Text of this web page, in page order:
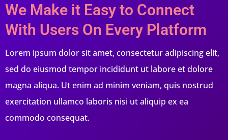
We Make it Easy to Connect
With Users On Every Platform
Lorem ipsum dolor sit amet, consectetur adipiscing elit,
sed do eiusmod tempor incididunt ut labore et dolore
magna aliqua. Ut enim ad minim veniam, quis nostrud
exercitation ullamco laboris nisi ut aliquip ex ea
commodo consequat.